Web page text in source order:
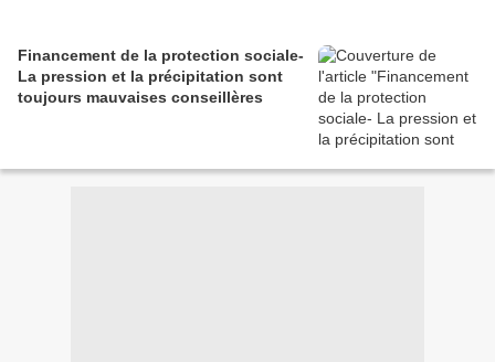
Financement de la protection sociale-
La pression et la précipitation sont
toujours mauvaises conseillères